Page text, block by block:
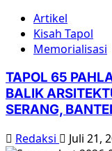
Artikel
Kisah Tapol
Memorialisasi
TAPOL 65
BALIK
SERANG,
Redaksi Juli 21,